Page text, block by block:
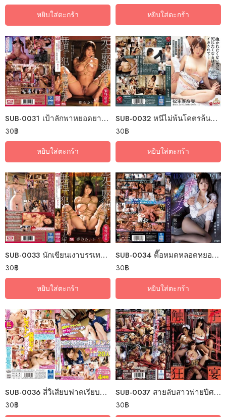
หยิบใส่ตะกร้า หยิบใส่ตะกร้า
SUB-0031 เป้าลักพาหยอดยาขัดดอก
30฿
หยิบใส่ตะกร้า
SUB-0032 หนีไม่พ้นโคตรล้นแหล่งแคลเซี่ยม
30฿
หยิบใส่ตะกร้า
SUB-0033 นักเขียนเงาบรรเทาปมสวาท
30฿
หยิบใส่ตะกร้า
SUB-0034 ตื๊อหมดหลอดหยอดยาสวาท
30฿
หยิบใส่ตะกร้า
SUB-0036 สี่วิเสียบฟาดเรียบไม่ตั้งตัว
30฿
SUB-0037 สายลับสาวพ่ายปีศาจหนวด
30฿